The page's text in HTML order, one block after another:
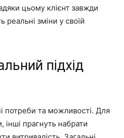
цьому клієнт завжди
реальні зміни у своїй
підхід
потреби та можливості. Для
інші прагнуть набрати